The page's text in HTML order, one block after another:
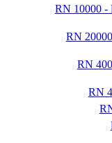
RN 10000 -
RN
RN
RN